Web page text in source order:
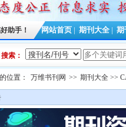
助手！ 网站首页 期刊大全 期
搜索：
位置： 万维书刊网 >> 期刊大全 >>